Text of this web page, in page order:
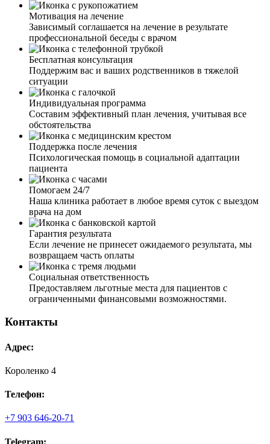
Мотивация на лечение
Зависимый соглашается на лечение в результате
профессиональной беседы с врачом
Бесплатная консультация
Поддержим вас и ваших родственников в тяжелой
ситуации
Индивидуальная программа
Составим эффективный план лечения, учитывая все
обстоятельства
Поддержка после лечения
Психологическая помощь в социальной адаптации
пациента
Помогаем 24/7
Наша клиника работает в любое время суток с выездом
врача на дом
Гарантия результата
Если лечение не принесет ожидаемого результата, мы
возвращаем часть оплаты
Социальная ответственность
Предоставляем льготные места для пациентов с
ограниченными финансовыми возможностями.
Контакты
Адрес:
Короленко 4
Телефон:
+7 903 646-20-71
Telegram: